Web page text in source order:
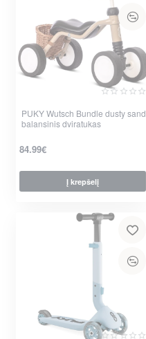
PUKY Wutsch Bundle dusty sand
balansinis dviratukas
84.99€
Į krepšelį